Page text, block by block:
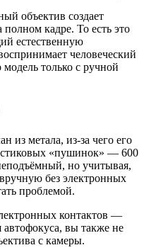
объектив создает
кадре. То есть это
естественную
человеческий
модель только с ручной
из метала, из-за чего его
«пушинок» — 600
но учитывая,
без электронных
проблемой.
контактов —
автофокуса, вы также не
с камеры.